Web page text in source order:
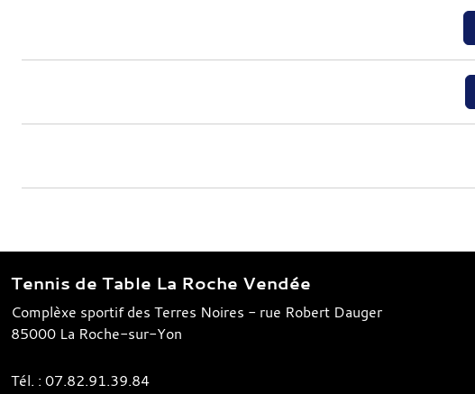
Tennis de Table La Roche Vendée
Complèxe sportif des Terres Noires - rue Robert Dauger
85000 La Roche-sur-Yon
Tél. : 07.82.91.39.84